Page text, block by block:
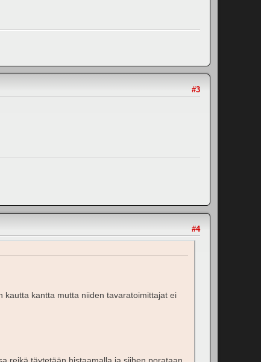
#3
#4
kautta kantta mutta niiden tavaratoimittajat ei